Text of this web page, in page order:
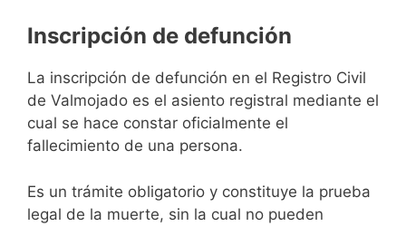
Inscripción de defunción
La inscripción de defunción en el Registro Civil
de Valmojado es el asiento registral mediante el
cual se hace constar oficialmente el
fallecimiento de una persona.
Es un trámite obligatorio y constituye la prueba
legal de la muerte, sin la cual no pueden